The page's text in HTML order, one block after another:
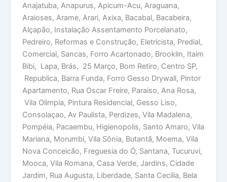
Anajatuba, Anapurus, Apicum-Acu, Araguana,
Araioses, Arame, Arari, Axixa, Bacabal, Bacabeira,
Alçapão, Instalação Assentamento Porcelanato,
Pedreiro, Reformas e Construção, Eletricista, Predial,
Comercial, Sancas, Forro Acartonado, Brooklin, Itaim
Bibi, Lapa, Brás, 25 Março, Bom Retiro, Centro SP,
Republica, Barra Funda, Forro Gesso Drywall, Pintor
Apartamento, Rua Oscar Freire, Paraiso, Ana Rosa,
Vila Olimpia, Pintura Residencial, Gesso Liso,
Consolaçao, Av Paulista, Perdizes, Vila Madalena,
Pompéia, Pacaembu, Higienopolis, Santo Amaro, Vila
Mariana, Morumbi, Vila Sônia, Butantã, Moema, Vila
Nova Conceicão, Freguesia do Ó, Santana, Tucuruvi,
Mooca, Vila Romana, Casa Verde, Jardins, Cidade
Jardim, Rua Augusta, Liberdade, Santa Cecilia, Bela